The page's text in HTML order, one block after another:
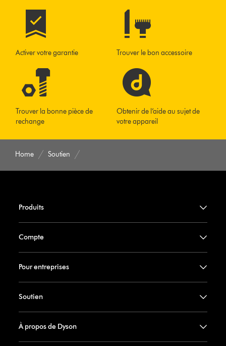
Activer votre garantie Trouver le bon accessoire
Trouver la bonne pièce de
rechange
Obtenir de l’aide au sujet de
votre appareil
Home Soutien
Produits
Compte
Pour entreprises
Soutien
À propos de Dyson